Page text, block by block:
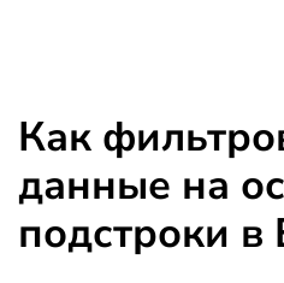
Как
данные на
подстроки в